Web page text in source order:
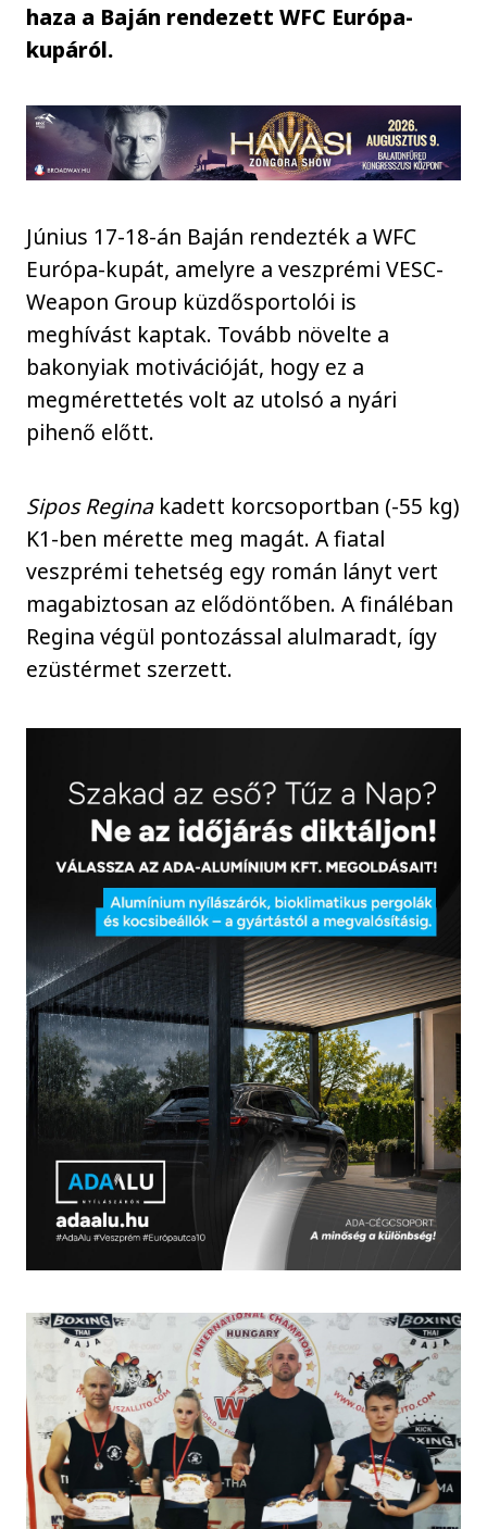
haza a Baján rendezett WFC Európa-
kupáról.
Június 17-18-án Baján rendezték a WFC
Európa-kupát, amelyre a veszprémi VESC-
Weapon Group küzdősportolói is
meghívást kaptak. Tovább növelte a
bakonyiak motivációját, hogy ez a
megmérettetés volt az utolsó a nyári
pihenő előtt.
Sipos Reginakadett korcsoportban (-55 kg)
K1-ben mérette meg magát. A fiatal
veszprémi tehetség egy román lányt vert
magabiztosan az elődöntőben. A fináléban
Regina végül pontozással alulmaradt, így
ezüstérmet szerzett.